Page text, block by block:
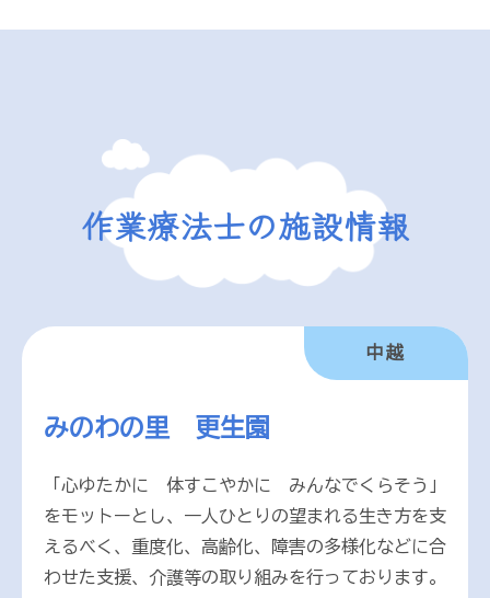
作業療法士の施設情報
みのわの里 更生園
中越
「心ゆたかに 体すこやかに みんなでくらそう」
をモットーとし、一人ひとりの望まれる生き方を支
えるべく、重度化、高齢化、障害の多様化などに合
わせた支援、介護等の取り組みを行っております。